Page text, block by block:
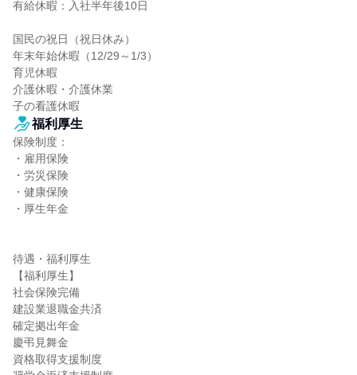
有給休暇：入社半年後10日
国民の祝日（祝日休み）
年末年始休暇（12/29～1/3）
育児休暇
介護休暇・介護休業
子の看護休暇
福利厚生
保険制度：
・雇用保険
・労災保険
・健康保険
・厚生年金
待遇・福利厚生
【福利厚生】
社会保険完備
建設業退職金共済
確定拠出年金
慶弔見舞金
資格取得支援制度